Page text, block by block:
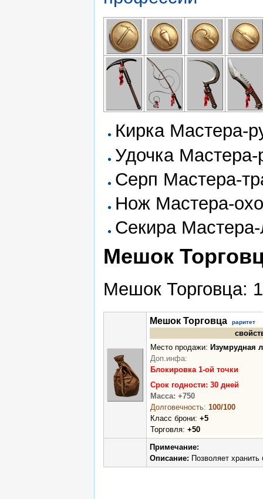
Кирка Мастера-
Удочка
Серп Мастера-
Нож Мастера-
Секира
Мешок
Мешок Торговца:
Мешок Торговца раритет
Место продажи: Изумрудная
Доп.инфа:
Блокировка 1-ой точки
Срок годности: 30 дней
Масса: +750
Долговечность: 100/100
Класс брони: +5
Торговля: +50
Примечание:
Описание: Позволяет